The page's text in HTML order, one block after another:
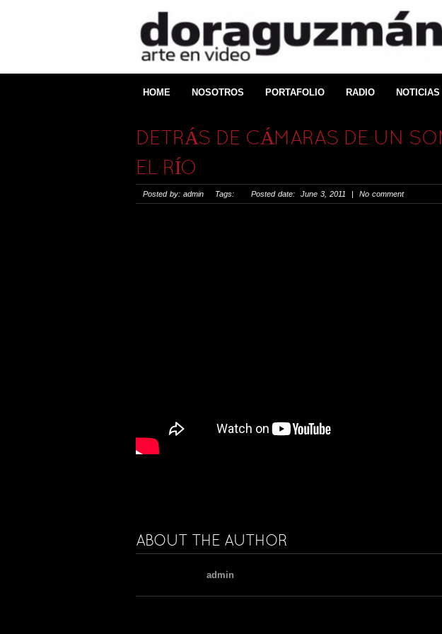
HOME NOSOTROS PORTAFOLIO RADIO NOTICIAS
DETRÁS DE CÁMARAS DE UN
EL RÍ­O
Posted by: admin Tags: Posted date: June 3, 2011 | No comment
ABOUT THE AUTHOR
admin